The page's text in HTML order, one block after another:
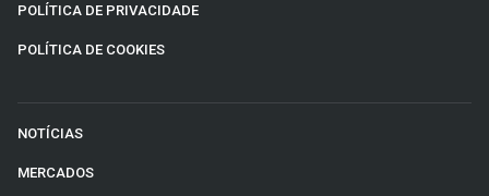
POLÍTICA DE PRIVACIDADE
POLÍTICA DE COOKIES
NOTÍCIAS
MERCADOS